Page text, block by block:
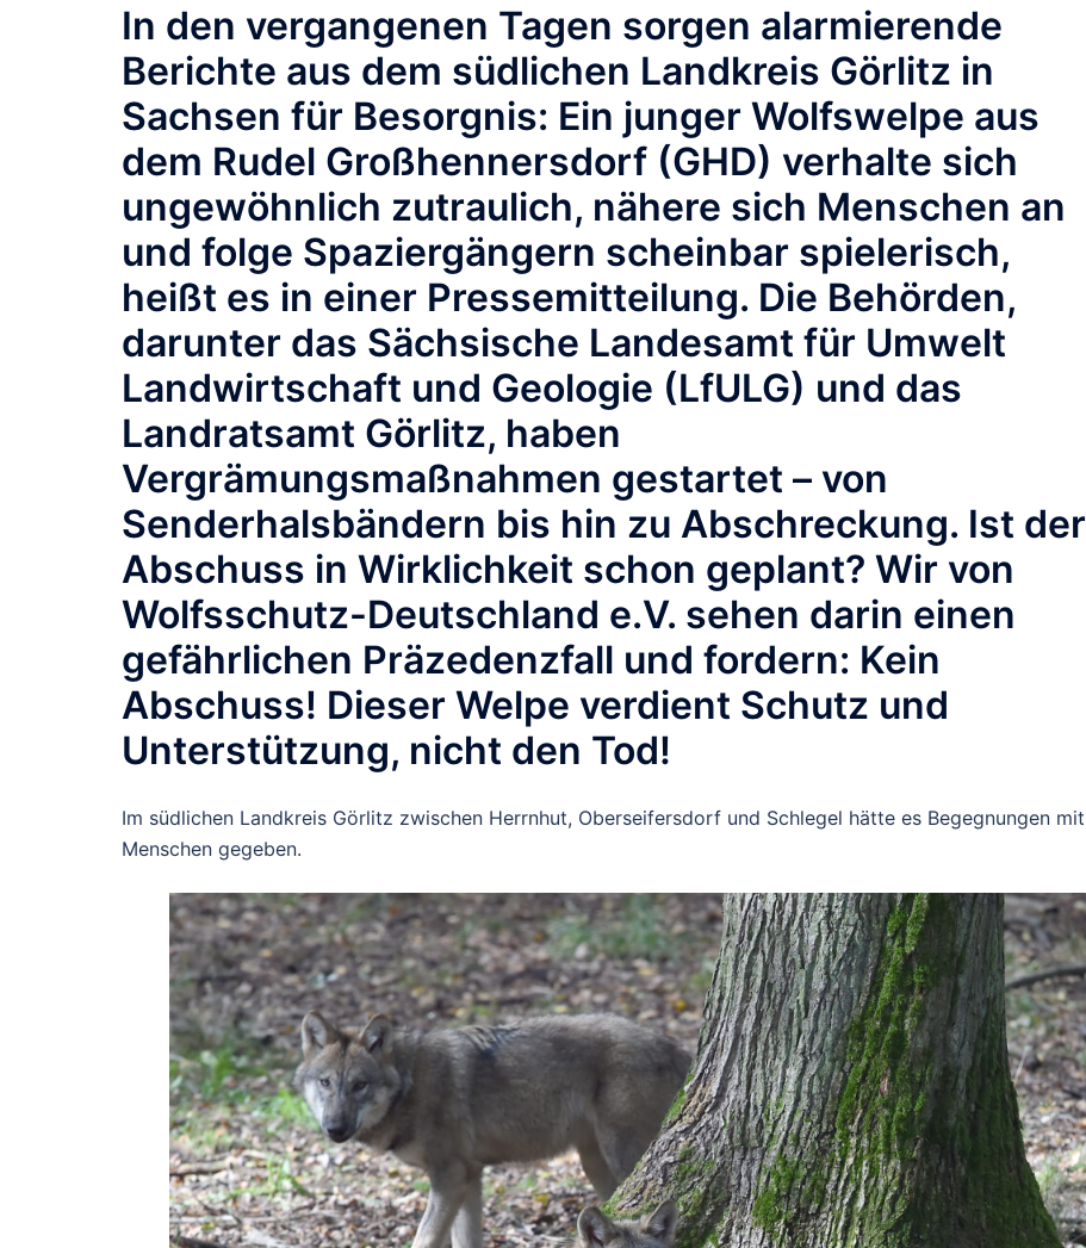
In den vergangenen Tagen sorgen alarmierende
Berichte aus dem südlichen Landkreis Görlitz in
Sachsen für Besorgnis: Ein junger Wolfswelpe aus
dem Rudel Großhennersdorf (GHD) verhalte sich
ungewöhnlich zutraulich, nähere sich Menschen an
und folge Spaziergängern scheinbar spielerisch,
heißt es in einer Pressemitteilung. Die Behörden,
darunter das Sächsische Landesamt für Umwelt
Landwirtschaft und Geologie (LfULG) und das
Landratsamt Görlitz, haben
Vergrämungsmaßnahmen gestartet – von
Senderhalsbändern bis hin zu Abschreckung. Ist der
Abschuss in Wirklichkeit schon geplant? Wir von
Wolfsschutz-Deutschland e.V. sehen darin einen
gefährlichen Präzedenzfall und fordern: Kein
Abschuss! Dieser Welpe verdient Schutz und
Unterstützung, nicht den Tod!
Im südlichen Landkreis Görlitz zwischen Herrnhut, Oberseifersdorf und Schlegel hätte es Begegnungen mit
Menschen gegeben.